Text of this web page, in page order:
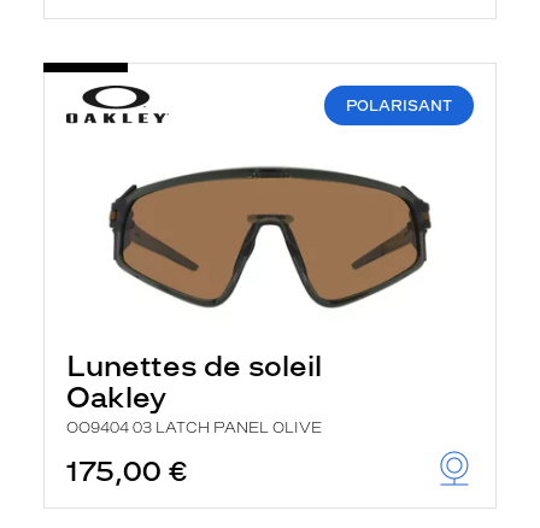
POLARISANT
Lunettes de soleil
Oakley
OO9404 03 LATCH PANEL OLIVE
175,00 €